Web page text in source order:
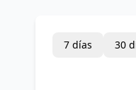
7 días 30